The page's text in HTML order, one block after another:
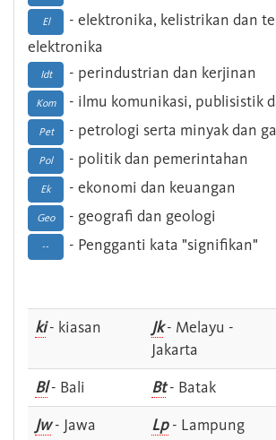
El
- elektronika, kelistrikan dan
elektronika
Idt - perindustrian dan kerjinan
Kom - ilmu komunikasi, publisistik
Pet - petrologi serta minyak dan
Pol - politik dan pemerintahan
Ek - ekonomi dan keuangan
Geo - geografi dan geologi
-- - Pengganti kata "signifikan"
ki- kiasan Jk- Melayu -
Jakarta
Bl- Bali Bt- Batak
Jw- Jawa Lp- Lampung